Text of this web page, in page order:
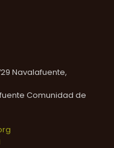
Navalafuente,
Comunidad de